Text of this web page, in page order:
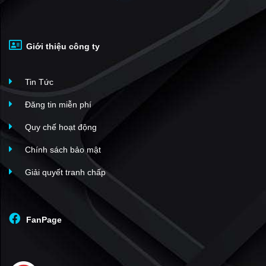
Chung cư Mỹ Đức
Tecco Central Home
The Landmark 81
41Bis Điện Biên Phủ
Chung cư Thế Kỷ 21
283 Lê Quang Định
Căn hộ B2 Trường Sa
(2)
Giới thiệu công ty
Tin Tức
Đăng tin miễn phí
Quy chế hoạt động
Chính sách bảo mật
Giải quyết tranh chấp
FanPage